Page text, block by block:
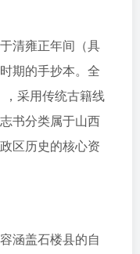
清雍正年间（具
期的手抄本。全
采用传统古籍线
书分类属于山西
区历史的核心资
涵盖石楼县的自